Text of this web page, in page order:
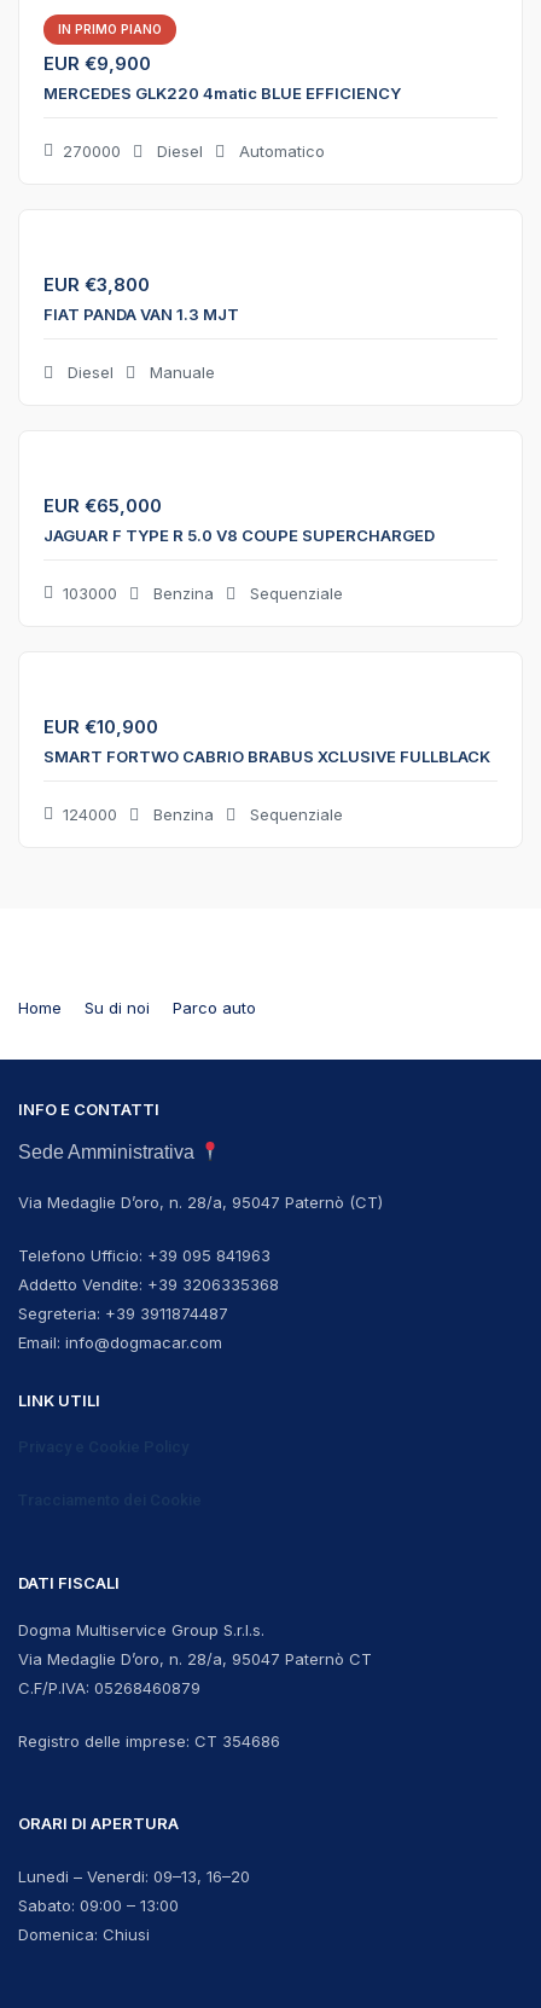
IN PRIMO PIANO
EUR €9,900
MERCEDES GLK220 4matic BLUE EFFICIENCY
270000 Diesel Automatico
EUR €3,800
FIAT PANDA VAN 1.3 MJT
Diesel Manuale
EUR €65,000
JAGUAR F TYPE R 5.0 V8 COUPE SUPERCHARGED
103000 Benzina Sequenziale
EUR €10,900
SMART FORTWO CABRIO BRABUS XCLUSIVE FULLBLACK
124000 Benzina Sequenziale
Home Su di noi Parco auto
INFO E CONTATTI
Sede Amministrativa
Via Medaglie D’oro, n. 28/a, 95047 Paternò (CT)
Telefono Ufficio: +39 095 841963
Addetto Vendite: +39 3206335368
Segreteria: +39 3911874487
Email: info@dogmacar.com
LINK UTILI
DATI FISCALI
Dogma Multiservice Group S.r.l.s.
Via Medaglie D’oro, n. 28/a, 95047 Paternò CT
C.F/P.IVA: 05268460879
Registro delle imprese: CT 354686
ORARI DI APERTURA
Lunedi – Venerdi: 09–13, 16–20
Sabato: 09:00 – 13:00
Domenica: Chiusi